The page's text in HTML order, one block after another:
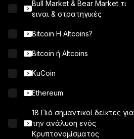
Bull Market & Bear Market τι
ειναι & στρατηγικές
Bitcoin Η Altcoins?
Bitcoin ή Altcoins
KuCoin
Ethereum
18 Πιό σημαντικοί δείκτες για
την ανάλυση ενός
Κρυπτονομίσματος